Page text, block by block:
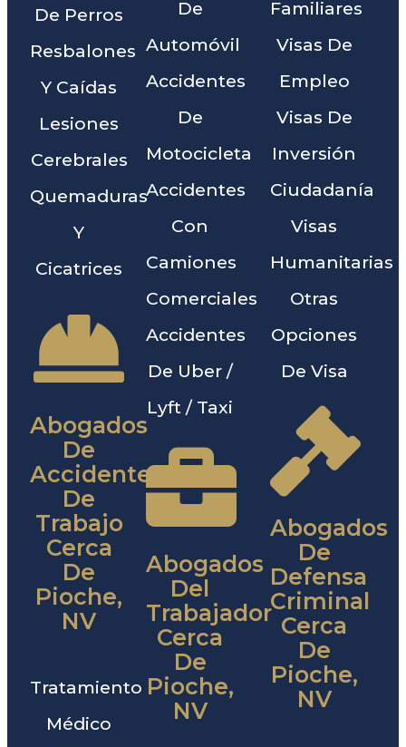
De Perros
Resbalones
Y Caídas
Lesiones
Cerebrales
Quemaduras
Y
Cicatrices
Abogados
De
Accidentes
De
Trabajo
Cerca
De
Pioche,
NV
Tratamiento
Médico
De
Automóvil
Accidentes
De
Motocicleta
Accidentes
Con
Camiones
Comerciales
Accidentes
De Uber /
Lyft / Taxi
Abogados
Del
Trabajador
Cerca
De
Pioche,
NV
Familiares
Visas De
Empleo
Visas De
Inversión
Ciudadanía
Visas
Humanitarias
Otras
Opciones
De Visa
Abogados
De
Defensa
Criminal
Cerca
De
Pioche,
NV